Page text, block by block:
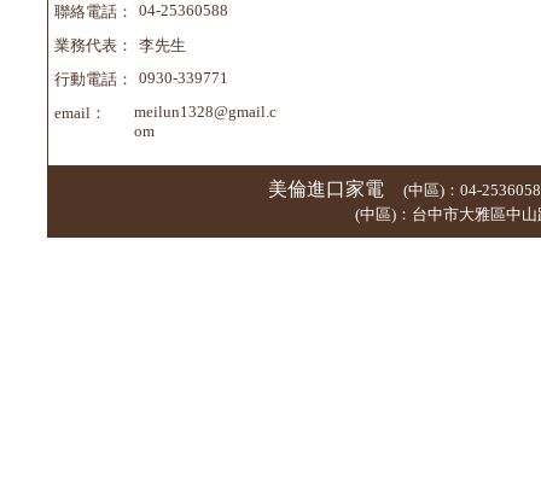
聯絡電話：
04-25360588
業務代表：
李先生
行動電話：
0930-339771
email：
meilun1328@gmail.c
om
美倫進口家電
(中區)：04-
(中區)：台中市大雅區中山